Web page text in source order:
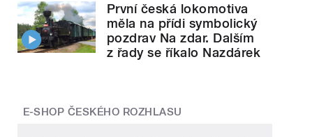
První česká lokomotiva
měla na přídi symbolický
pozdrav Na zdar. Dalším
z řady se říkalo Nazdárek
E-SHOP ČESKÉHO ROZHLASU